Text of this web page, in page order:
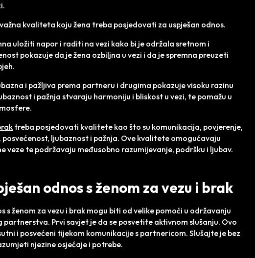
kvaliteta koju žena treba posjedovati za uspješan odnos.
uložiti napor i raditi na vezi kako bi je održala sretnom i
pokazuje da je žena ozbiljna u vezi i da je spremna preuzeti
i pažljiva prema partneru i drugima pokazuje visoku razinu
i pažnja stvaraju harmoniju i bliskost u vezi, te pomažu u
treba posjedovati kvalitete kao što su komunikacija, povjerenje,
ljubaznost i pažnja. Ove kvalitete omogućavaju
veze te podržavaju međusobno razumijevanje, podršku i ljubav.
odnos s ženom za vezu i brak
s ženom za vezu i brak mogu biti od velike pomoći u održavanju
partnerstva. Prvi savjet je da se posvetite aktivnom slušanju. Ovo
i posvećeni tijekom komunikacije s partnericom. Slušajte je bez
njezine osjećaje i potrebe.